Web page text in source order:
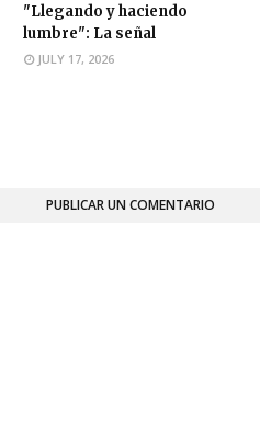
"Llegando y haciendo
lumbre": La señal
JULY 17, 2026
PUBLICAR UN COMENTARIO